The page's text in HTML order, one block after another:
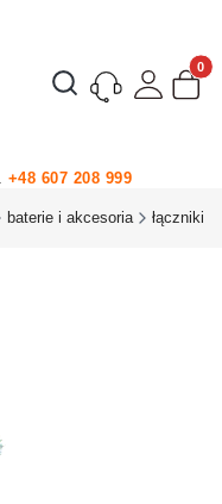
Otwórz wyszukiwarkę
+48 607 208 999
baterie i akcesoria łączniki